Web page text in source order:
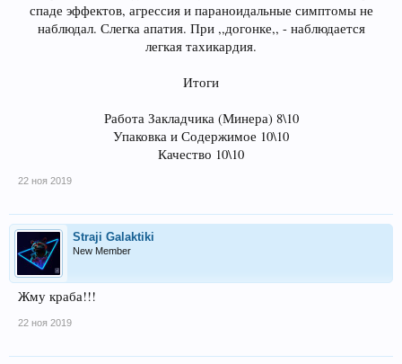
спаде эффектов, агрессия и параноидальные симптомы не
наблюдал. Слегка апатия. При ,,догонке,, - наблюдается
легкая тахикардия.
Итоги
Работа Закладчика (Минера) 8\10
Упаковка и Содержимое 10\10
Качество 10\10​
22 ноя 2019
Straji Galaktiki
New Member
Жму краба!!!
22 ноя 2019